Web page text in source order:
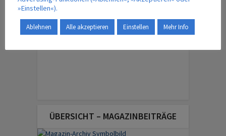
ÜBERSICHT – MAGAZINBEITRÄGE
»Einstellen«).
Ablehnen Alle akzeptieren Einstellen Mehr Info